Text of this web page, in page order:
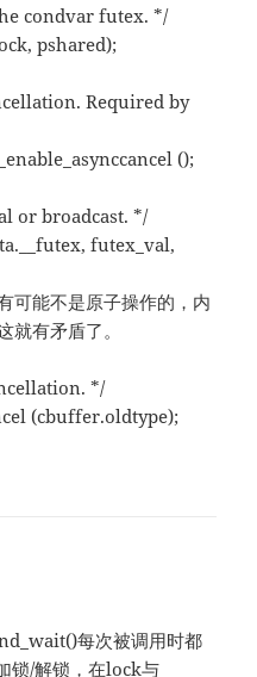
condvar futex. */
pshared);
Required by
();
or broadcast. */
futex_val,
可能不是原子操作的，内
就有矛盾了。
*/
(cbuffer.oldtype);
每次被调用时都
锁/解锁，在lock与